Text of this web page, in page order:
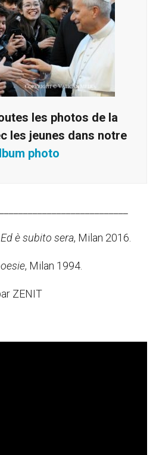
les photos de la
les jeunes dans notre
photo
Ed è subito sera, Milan 2016.
, Milan 1994.
ZENIT